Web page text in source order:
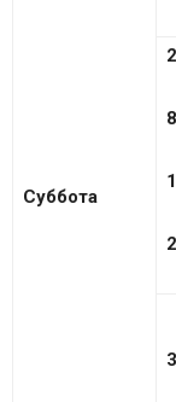
Суббота